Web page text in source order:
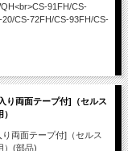
91FH/CS-
CS-72FH/CS-93FH/CS-
り両面テープ付]（セルス
両面テープ付]（セルス
）(部品)